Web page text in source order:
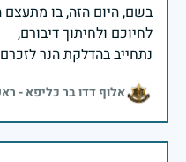
בשם, היום הזה, בו
נתחייב בהדלקת הנר
אלוף דדו בר כליפא -